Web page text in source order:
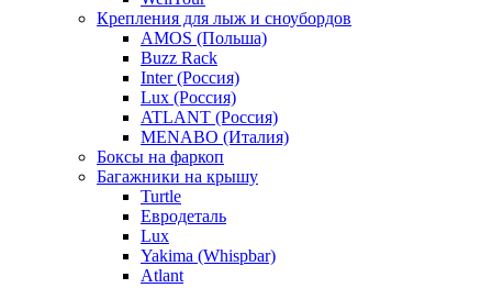
Крепления для лыж и сноубордов
AMOS (Польша)
Buzz Rack
Inter (Россия)
Lux (Россия)
ATLANT (Россия)
MENABO (Италия)
Боксы на фаркоп
Багажники на крышу
Turtle
Евродеталь
Lux
Yakima (Whispbar)
Atlant